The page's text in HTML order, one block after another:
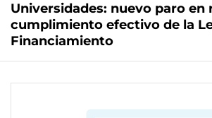
Universidades: nuevo paro en
cumplimiento efectivo de la
Financiamiento